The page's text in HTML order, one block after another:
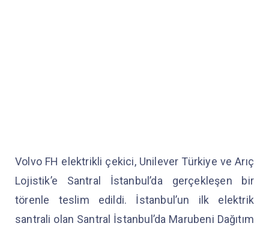
Volvo FH elektrikli çekici, Unilever Türkiye ve Arıç
Lojistik’e Santral İstanbul’da gerçekleşen bir
törenle teslim edildi. İstanbul’un ilk elektrik
santrali olan Santral İstanbul’da Marubeni Dağıtım